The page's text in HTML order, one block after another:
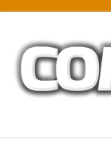
content